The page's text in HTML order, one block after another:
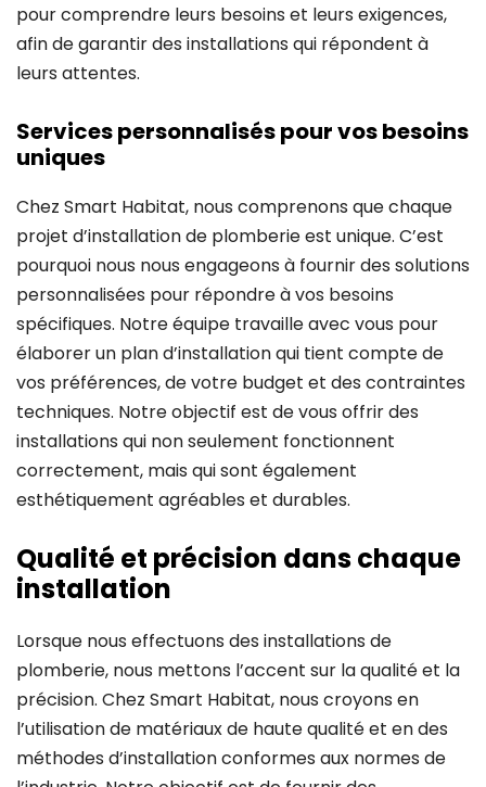
pour comprendre leurs besoins et leurs exigences,
afin de garantir des installations qui répondent à
leurs attentes.
Services personnalisés pour vos besoins
uniques
Chez Smart Habitat, nous comprenons que chaque
projet d’installation de plomberie est unique. C’est
pourquoi nous nous engageons à fournir des solutions
personnalisées pour répondre à vos besoins
spécifiques. Notre équipe travaille avec vous pour
élaborer un plan d’installation qui tient compte de
vos préférences, de votre budget et des contraintes
techniques. Notre objectif est de vous offrir des
installations qui non seulement fonctionnent
correctement, mais qui sont également
esthétiquement agréables et durables.
Qualité et précision dans chaque
installation
Lorsque nous effectuons des installations de
plomberie, nous mettons l’accent sur la qualité et la
précision. Chez Smart Habitat, nous croyons en
l’utilisation de matériaux de haute qualité et en des
méthodes d’installation conformes aux normes de